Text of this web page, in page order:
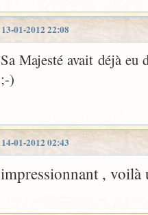
13-01-2012 22:08
Sa Majesté avait déjà
;-)
14-01-2012 02:43
impressionnant ,